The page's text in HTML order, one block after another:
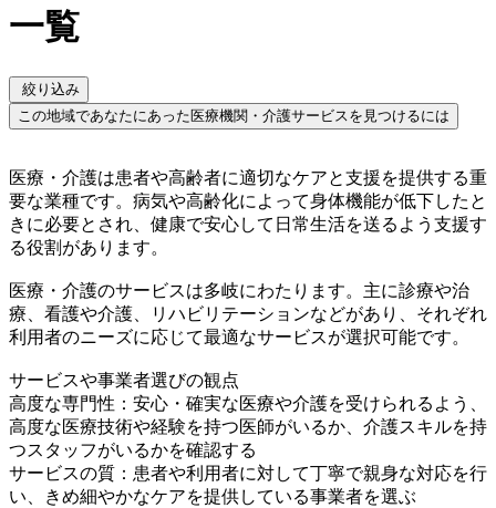
一覧
絞り込み
この地域であなたにあった医療機関・介護サービスを見つけるには
医療・介護は患者や高齢者に適切なケアと支援を提供する重
要な業種です。病気や高齢化によって身体機能が低下したと
きに必要とされ、健康で安心して日常生活を送るよう支援す
る役割があります。
医療・介護のサービスは多岐にわたります。主に診療や治
療、看護や介護、リハビリテーションなどがあり、それぞれ
利用者のニーズに応じて最適なサービスが選択可能です。
サービスや事業者選びの観点
高度な専門性：安心・確実な医療や介護を受けられるよう、
高度な医療技術や経験を持つ医師がいるか、介護スキルを持
つスタッフがいるかを確認する
サービスの質：患者や利用者に対して丁寧で親身な対応を行
い、きめ細やかなケアを提供している事業者を選ぶ